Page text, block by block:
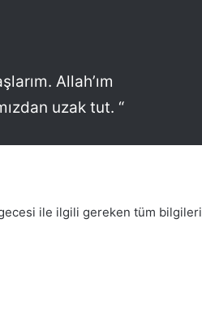
Allah’ım
uzak tut. “
ile ilgili gereken tüm bilgileri